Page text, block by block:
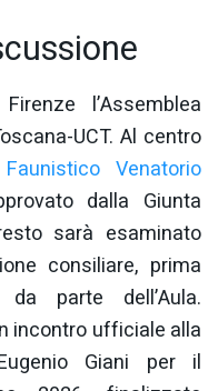
l’Assemblea
UCT. Al centro
Venatorio
dalla Giunta
sarà esaminato
consiliare, prima
da parte dell’Aula.
incontro ufficiale alla
Giani per il